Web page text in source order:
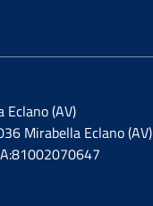
Eclano (AV)
Mirabella Eclano (AV)